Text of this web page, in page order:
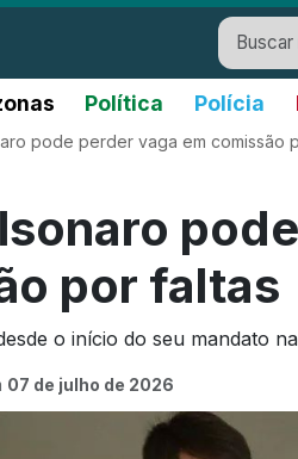
Política Polícia
pode perder vaga em comissão
por faltas
o início do seu mandato
07 de julho de 2026